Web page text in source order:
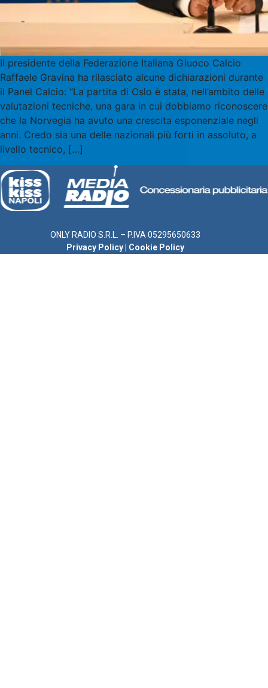
Il presidente della Federazione Italiana Giuoco Calcio
Raffaele Gravina ha rilasciato alcune dichiarazioni durante
il Panel Calcio: “La partita di Oslo è stata, nell’ambito delle
valutazioni tecniche, una gara in cui dobbiamo riconoscere
che la Norvegia ha avuto una crescita esponenziale negli
anni. Credo sia una delle nazionali più forti in assoluto, a
livello tecnico, […]
ONLY RADIO S.R.L. – P.IVA 05295650633
Privacy Policy
Cookie Policy